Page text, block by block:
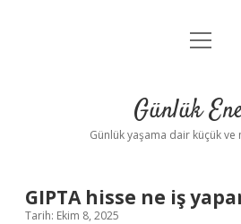
Anasayfa
Yasal Uyarı
menüyü
Günlük
Günlük yaşama dair küçük ve
GIPTA hisse ne iş
Tarih: Ekim 8, 2025